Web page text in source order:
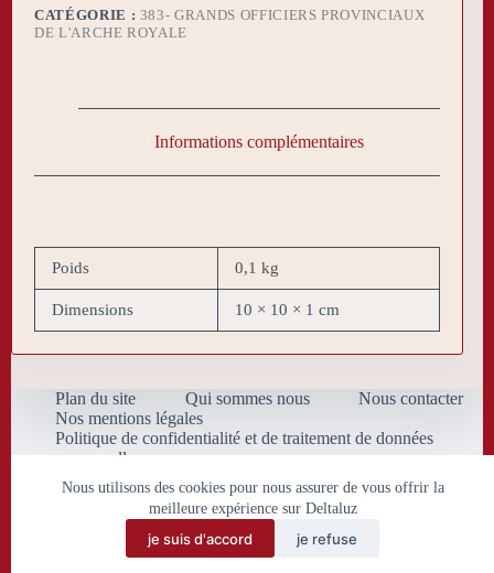
Nous utilisons des cookies pour nous assurer de vous offrir la
meilleure expérience sur Deltaluz
je suis d'accord je refuse
CATÉGORIE : 383- GRANDS OFFICIERS PROVINCIAUX
DE L'ARCHE ROYALE
Informations complémentaires
Poids 0,1 kg
Dimensions 10 × 10 × 1 cm
Plan du site Qui sommes nous
Nous contacter
Nos mentions légales
Politique de confidentialité et de traitement de données
personnelles
Conditions Générales de Vente